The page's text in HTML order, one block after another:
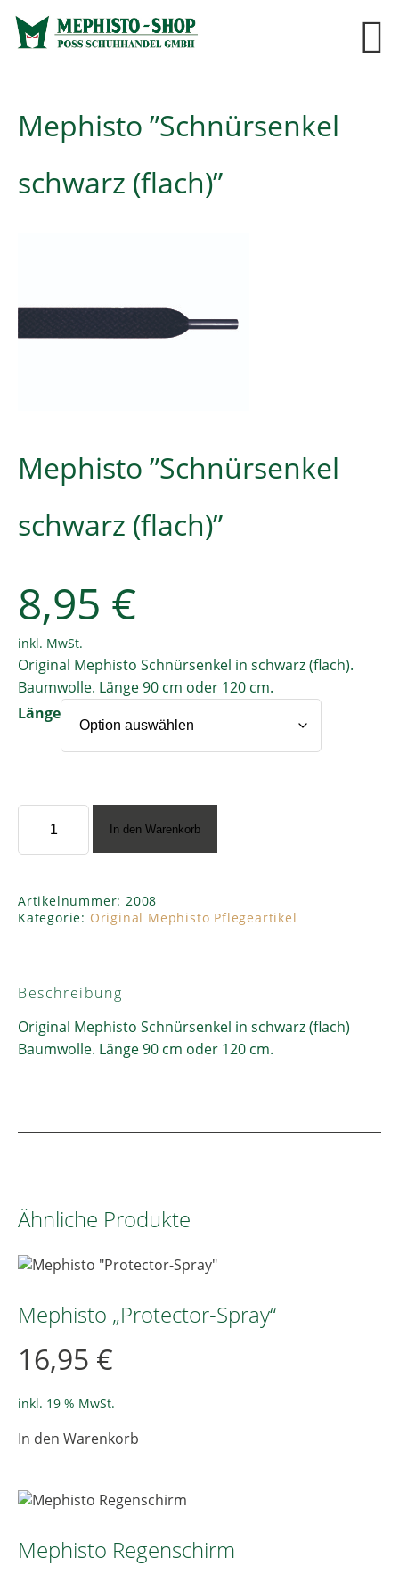
Mephisto ”Schnürsenkel
schwarz (flach)”
Mephisto ”Schnürsenkel
schwarz (flach)”
8,95 €
inkl. MwSt.
Original Mephisto Schnürsenkel in schwarz (flach).
Baumwolle. Länge 90 cm oder 120 cm.
Länge
Mephisto
”Schnürsenkel
schwarz
Menge
In den Warenkorb
Artikelnummer: 2008
Kategorie: Original Mephisto Pflegeartikel
Beschreibung
Original Mephisto Schnürsenkel in schwarz (flach)
Baumwolle. Länge 90 cm oder 120 cm.
Ähnliche Produkte
Mephisto „Protector-Spray“
16,95 €
inkl. 19 % MwSt.
In den Warenkorb
Mephisto Regenschirm